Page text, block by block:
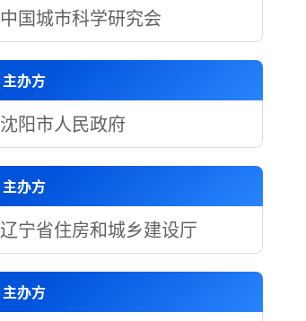
中国城市科学研究会
主办方
沈阳市人民政府
主办方
辽宁省住房和城乡建设厅
主办方